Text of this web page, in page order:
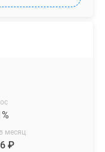
месяц
₽